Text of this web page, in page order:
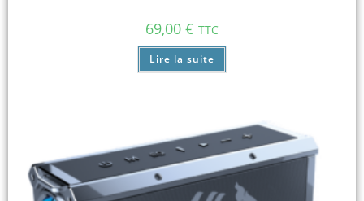
69,00 € TTC
Lire la suite